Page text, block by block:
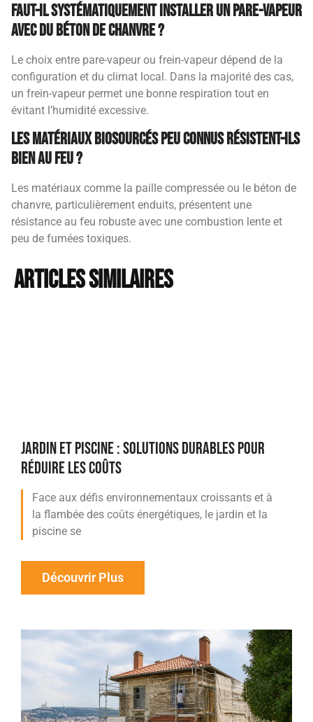
Faut-il systématiquement installer un pare-vapeur
avec du béton de chanvre ?
Le choix entre pare-vapeur ou frein-vapeur dépend de la
configuration et du climat local. Dans la majorité des cas,
un frein-vapeur permet une bonne respiration tout en
évitant l’humidité excessive.
Les matériaux biosourcés peu connus résistent-ils
bien au feu ?
Les matériaux comme la paille compressée ou le béton de
chanvre, particulièrement enduits, présentent une
résistance au feu robuste avec une combustion lente et
peu de fumées toxiques.
Articles similaires
JARDIN ET PISCINE : SOLUTIONS DURABLES POUR
RÉDUIRE LES COÛTS
Face aux défis environnementaux croissants et à
la flambée des coûts énergétiques, le jardin et la
piscine se
Découvrir Plus